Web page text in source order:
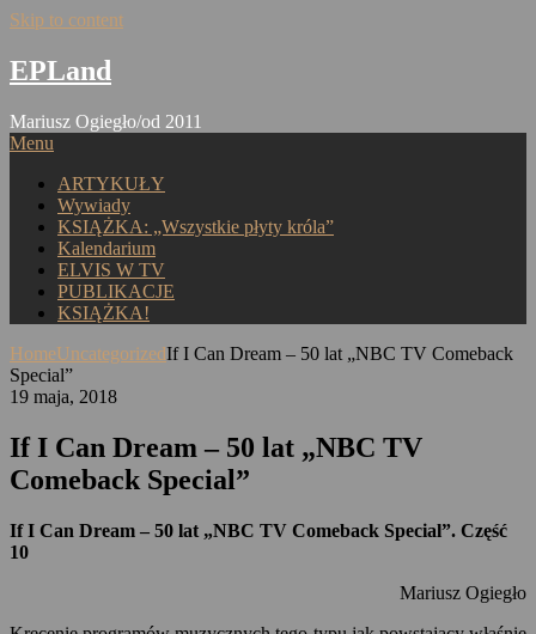
Skip to content
EPLand
Mariusz Ogiegło/od 2011
Menu
ARTYKUŁY
Wywiady
KSIĄŻKA: „Wszystkie płyty króla”
Kalendarium
ELVIS W TV
PUBLIKACJE
KSIĄŻKA!
HomeUncategorizedIf I Can Dream – 50 lat „NBC TV Comeback
Special”
19 maja, 2018
If I Can Dream – 50 lat „NBC TV
Comeback Special”
If I Can Dream – 50 lat „NBC TV Comeback Special”. Część
10
Mariusz Ogiegło